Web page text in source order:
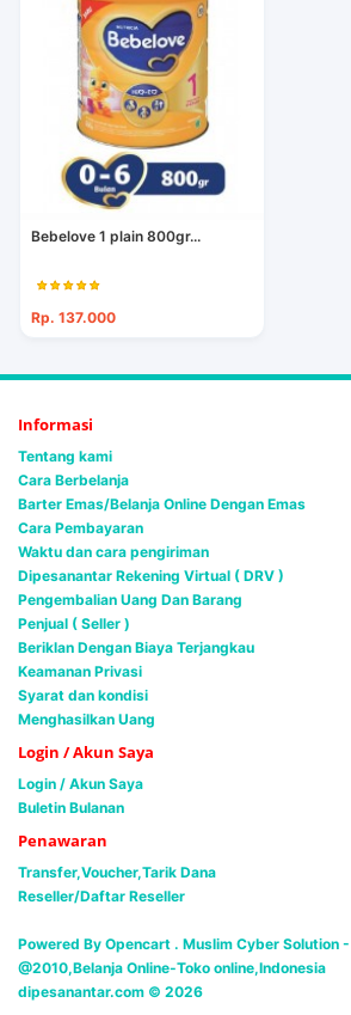
Bebelove 1 plain 800gr...
Rp. 137.000
Informasi
Tentang kami
Cara Berbelanja
Barter Emas/Belanja Online Dengan Emas
Cara Pembayaran
Waktu dan cara pengiriman
Dipesanantar Rekening Virtual ( DRV )
Pengembalian Uang Dan Barang
Penjual ( Seller )
Beriklan Dengan Biaya Terjangkau
Keamanan Privasi
Syarat dan kondisi
Menghasilkan Uang
Login / Akun Saya
Login / Akun Saya
Buletin Bulanan
Penawaran
Transfer,Voucher,Tarik Dana
Reseller/Daftar Reseller
Powered By Opencart . Muslim Cyber Solution -
@2010,Belanja Online-Toko online,Indonesia
dipesanantar.com © 2026